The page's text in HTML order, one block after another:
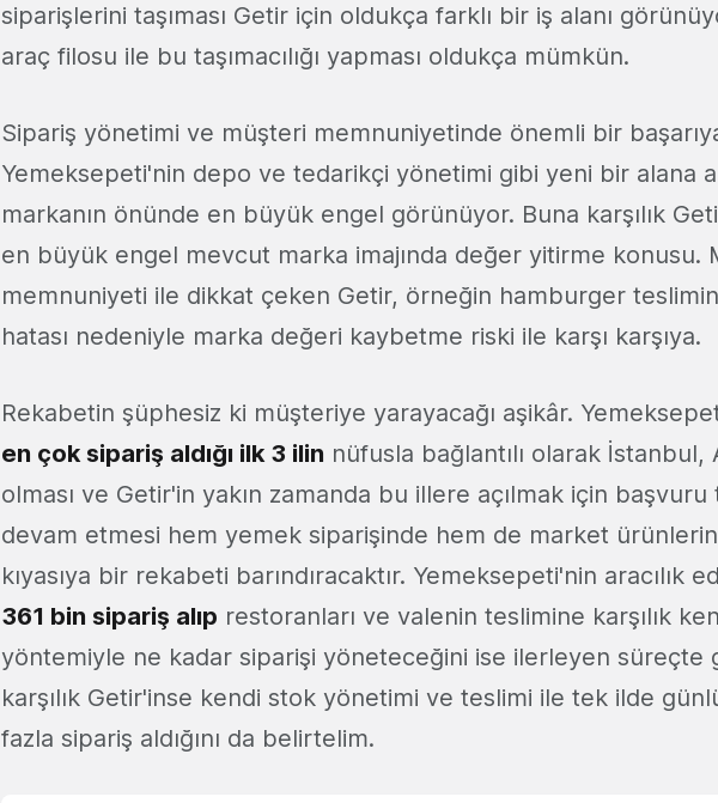
siparişlerini taşıması Getir için oldukça farklı bir iş alanı
araç filosu ile bu taşımacılığı yapması oldukça mümkün.
Sipariş yönetimi ve müşteri memnuniyetinde önemli bir
Yemeksepeti'nin depo ve tedarikçi yönetimi gibi yeni bir alana
markanın önünde en büyük engel görünüyor. Buna karşılık
en büyük engel mevcut marka imajında değer yitirme konusu.
memnuniyeti ile dikkat çeken Getir, örneğin hamburger
hatası nedeniyle marka değeri kaybetme riski ile karşı karşıya.
Rekabetin şüphesiz ki müşteriye yarayacağı aşikâr.
en çok sipariş aldığı ilk 3 ilin nüfusla bağlantılı olarak İstanbul,
olması ve Getir'in yakın zamanda bu illere açılmak için
devam etmesi hem yemek siparişinde hem de market
kıyasıya bir rekabeti barındıracaktır. Yemeksepeti'nin aracılık
361 bin sipariş alıp restoranları ve valenin teslimine karşılık
yöntemiyle ne kadar siparişi yöneteceğini ise ilerleyen süreçte
karşılık Getir'inse kendi stok yönetimi ve teslimi ile tek ilde
fazla sipariş aldığını da belirtelim.